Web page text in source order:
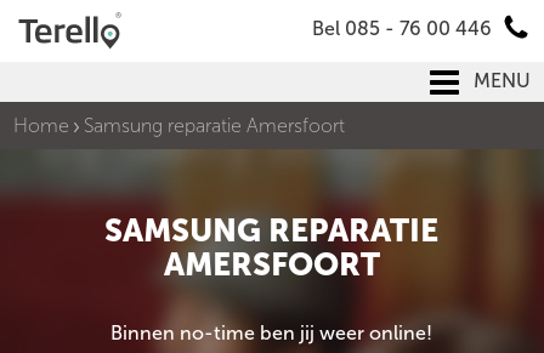
Bel 085 - 76 00 446
MENU
Home
Samsung reparatie Amersfoort
SAMSUNG REPARATIE
AMERSFOORT
Binnen no-time ben jij weer online!